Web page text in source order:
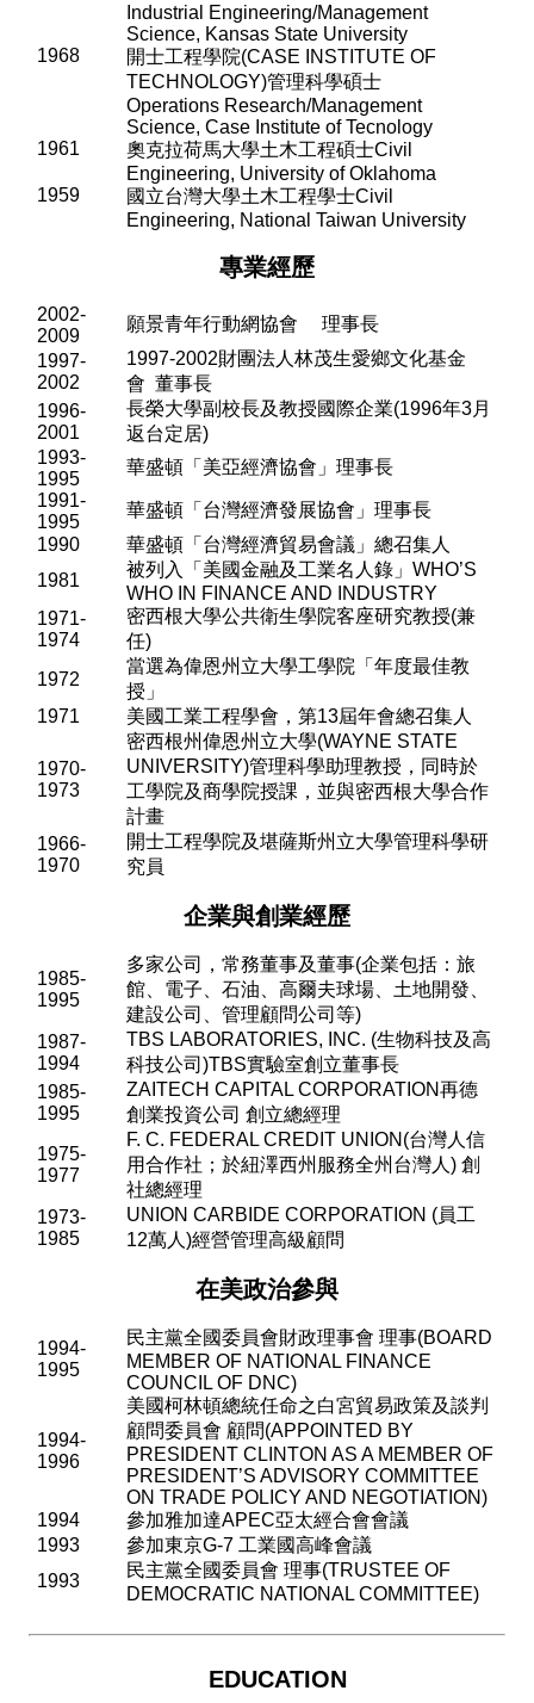
Industrial Engineering/Management
Science, Kansas State University
1968
開士工程學院(CASE INSTITUTE OF
TECHNOLOGY)管理科學碩士
Operations Research/Management
Science, Case Institute of Tecnology
1961
奧克拉荷馬大學土木工程碩士Civil
Engineering, University of Oklahoma
1959
國立台灣大學土木工程學士Civil
Engineering, National Taiwan University
專業經歷
2002-
2009
願景青年行動網協會
理事長
1997-
2002
1997-2002財團法人林茂生愛鄉文化基金
會 董事長
1996-
2001
長榮大學副校長及教授國際企業(1996年3月
返台定居)
1993-
1995
華盛頓「美亞經濟協會」理事長
1991-
1995
華盛頓「台灣經濟發展協會」理事長
1990
華盛頓「台灣經濟貿易會議」總召集人
1981
被列入「美國金融及工業名人錄」WHO’S
WHO IN FINANCE AND INDUSTRY
1971-
1974
密西根大學公共衛生學院客座研究教授(兼
任)
1972
當選為偉恩州立大學工學院「年度最佳教
授」
1971
美國工業工程學會，第13屆年會總召集人
1970-
1973
密西根州偉恩州立大學(WAYNE STATE
UNIVERSITY)管理科學助理教授，同時於
工學院及商學院授課，並與密西根大學合作
計畫
1966-
1970
開士工程學院及堪薩斯州立大學管理科學研
究員
企業與創業經歷
1985-
1995
多家公司，常務董事及董事(企業包括：旅
館、電子、石油、高爾夫球場、土地開發、
建設公司、管理顧問公司等)
1987-
1994
TBS LABORATORIES, INC. (生物科技及高
科技公司)TBS實驗室創立董事長
1985-
1995
ZAITECH CAPITAL CORPORATION再德
創業投資公司 創立總經理
1975-
1977
F. C. FEDERAL CREDIT UNION(台灣人信
用合作社；於紐澤西州服務全州台灣人)創
社總經理
1973-
1985
UNION CARBIDE CORPORATION (員工
12萬人)經營管理高級顧問
在美政治參與
1994-
1995
民主黨全國委員會財政理事會 理事(BOARD
MEMBER OF NATIONAL FINANCE
COUNCIL OF DNC)
1994-
1996
美國柯林頓總統任命之白宮貿易政策及談判
顧問委員會 顧問(APPOINTED BY
PRESIDENT CLINTON AS A MEMBER OF
PRESIDENT’S ADVISORY COMMITTEE
ON TRADE POLICY AND NEGOTIATION)
1994
參加雅加達APEC亞太經合會會議
1993
參加東京G-7 工業國高峰會議
1993
民主黨全國委員會 理事(TRUSTEE OF
DEMOCRATIC NATIONAL COMMITTEE)
EDUCATION